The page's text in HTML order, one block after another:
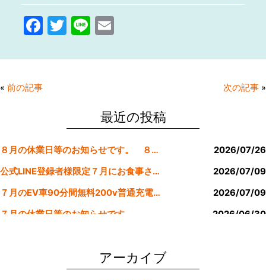
F
c
e
o
k
T
itt
Li
e
E
ai
« 前の記事 次の記事 »
最近の投稿
８月の休業日等のお知らせです。 ８月より定休日は金曜日のみにします。
2026/07/26
公式LINE登録者様限定７月にお食事された方にサービスクーポン発行
2026/07/09
７月のEV車90分間無料200v普通充電クーポン券！！
2026/07/09
７月の休業日等のお知らせです。
2026/06/30
アーカイブ